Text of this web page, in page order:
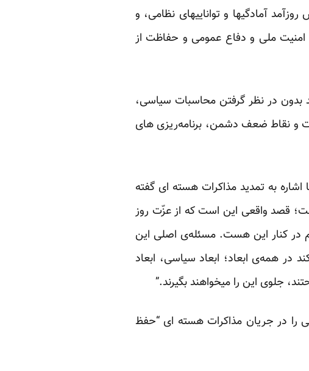
آمادگیها و تواناییهای نظامی، و
امنیت ملی و دفاع عمومی و حفاظت از
بدون در نظر گرفتن محاسبات سیاسی،
و نقاط ضعف دشمن، برنامه‌ریزی های
بسیج” با اشاره به تمدید مذاکرات هسته ای گفته
قصد واقعی این است که از عزّت روز
در کنار این هست. مسئله‌ی اصلی این
در همه‌ی ابعاد؛ ابعاد سیاسی، ابعاد
جلوی این را میخواهند بگیرند.”
را در جریان مذاکرات هسته ای “حفظ